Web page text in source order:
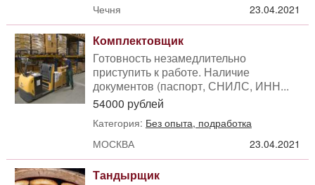
Чечня
23.04.2021
Комплектовщик
Готовность незамедлительно
приступить к работе. Наличие
документов (паспорт, СНИЛС, ИНН...
54000 рублей
Категория: Без опыта, подработка
МОСКВА
23.04.2021
Тандырщик